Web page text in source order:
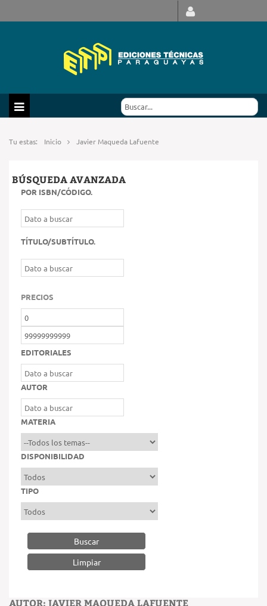
Tu estas: Inicio Javier Maqueda Lafuente
BÚSQUEDA AVANZADA
POR ISBN/CÓDIGO.
TÍTULO/SUBTÍTULO.
PRECIOS
EDITORIALES
AUTOR
MATERIA
DISPONIBILIDAD
TIPO
Buscar
AUTOR: JAVIER MAQUEDA LAFUENTE